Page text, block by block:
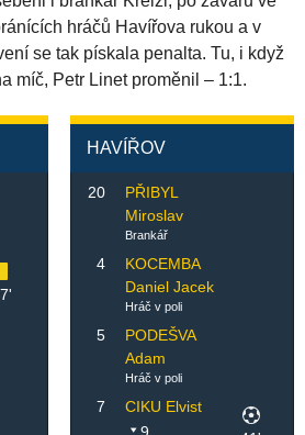
hráčů Havířova rukou a v
se tak pískala penalta. Tu, i když
míč, Petr Linet proměnil – 1:1.
HAVÍŘOV
20
PŘIBYL
Miroslav
Brankář
4
KOCEMBA
Daniel Jacek
Hráč v poli
5
PODEŠVA
Adam
Hráč v poli
7
CIKU Elvist